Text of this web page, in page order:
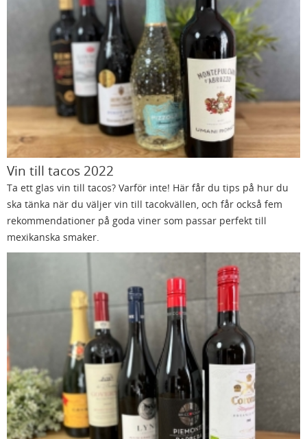
Vin till tacos 2022
Ta ett glas vin till tacos? Varför inte! Här får du tips på hur du
ska tänka när du väljer vin till tacokvällen, och får också fem
rekommendationer på goda viner som passar perfekt till
mexikanska smaker.